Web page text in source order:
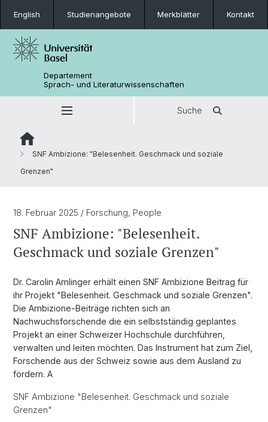
English Studienangebote Merkblätter Kontakt
Departement
Sprach- und Literaturwissenschaften
Suche
SNF Ambizione: "Belesenheit. Geschmack und soziale
Grenzen"
18. Februar 2025 / Forschung, People
SNF Ambizione: "Belesenheit.
Geschmack und soziale Grenzen"
Dr. Carolin Amlinger erhält einen SNF Ambizione Beitrag für
ihr Projekt "Belesenheit. Geschmack und soziale Grenzen".
Die Ambizione-Beiträge richten sich an
Nachwuchsforschende die ein selbstständig geplantes
Projekt an einer Schweizer Hochschule durchführen,
verwalten und leiten möchten. Das Instrument hat zum Ziel,
Forschende aus der Schweiz sowie aus dem Ausland zu
fördern. A
SNF Ambizione "Belesenheit. Geschmack und soziale
Grenzen"